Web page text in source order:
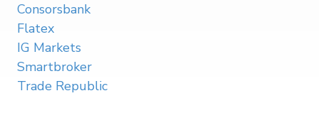
Consorsbank
Flatex
IG Markets
Smartbroker
Trade Republic